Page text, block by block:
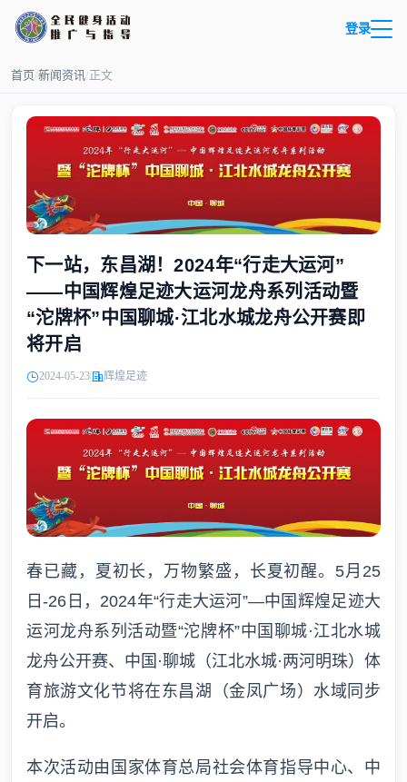
登录
首页/新闻资讯/正文
下一站，东昌湖！2024年“行走大运河”
——中国辉煌足迹大运河龙舟系列活动暨
“沱牌杯”中国聊城·江北水城龙舟公开赛即
将开启
2024-05-23 辉煌足迹
春已藏，夏初长，万物繁盛，长夏初醒。5月25
日-26日，2024年“行走大运河”—中国辉煌足迹大
运河龙舟系列活动暨“沱牌杯”中国聊城·江北水城
龙舟公开赛、中国·聊城（江北水城·两河明珠）体
育旅游文化节将在东昌湖（金凤广场）水域同步
开启。
本次活动由国家体育总局社会体育指导中心、中